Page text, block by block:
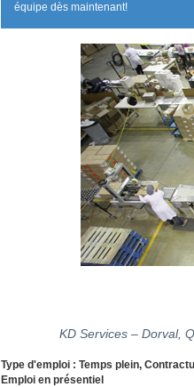
équipe dès maintenant!
KD Services – Dorval,
Type d'emploi : Temps plein,
Emploi en présentiel